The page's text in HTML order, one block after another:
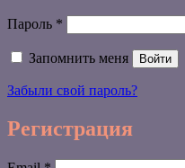
Пароль *
Запомнить меня Войти
Забыли свой пароль?
Регистрация